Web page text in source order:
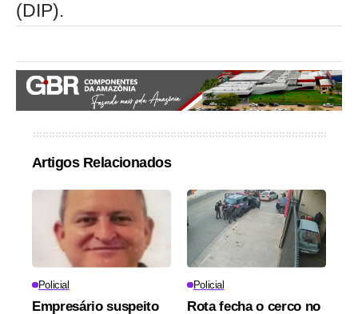
(DIP).
Artigos Relacionados
Policial
Empresário suspeito
Policial
Rota fecha o cerco no